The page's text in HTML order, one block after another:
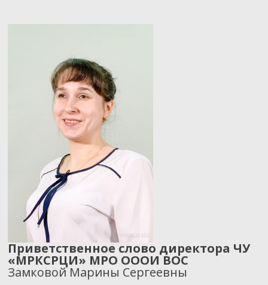
Приветственное слово директора ЧУ
«МРКСРЦИ» МРО ОООИ ВОС
Замковой Марины Сергеевны